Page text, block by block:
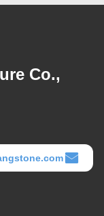
Co.,